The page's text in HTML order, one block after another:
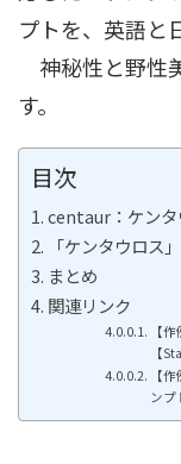
プトを、英語と
神秘性と野性
す。
目次
centaur：ケンタ
「ケンタウロス
まとめ
関連リンク
【
【
【
ンプ